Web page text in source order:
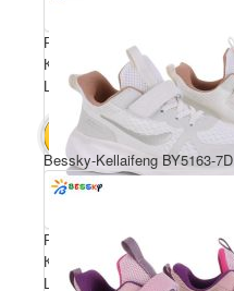
Розмірний ряд: 36-41
Комплектація ящика: 8
Ціна за пару: 650 грн.
В КОШИК 5200 грн.
Розмірний ряд: 36-41
Комплектація ящика: 8
Ціна за пару: 650 грн.
Bessky-Kellaifeng BY5163-7D